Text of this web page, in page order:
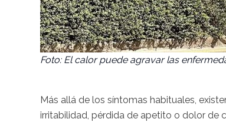
Foto: El calor puede agravar las
Más allá de los síntomas habituales,
irritabilidad, pérdida de apetito o dolor de